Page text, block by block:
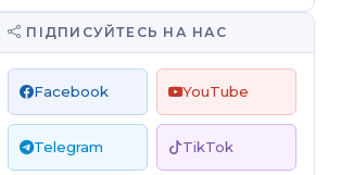
ПІДПИСУЙТЕСЬ НА НАС
Facebook YouTube
Telegram TikTok